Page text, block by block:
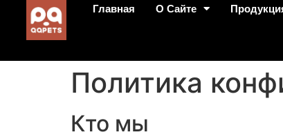
Главная О Сайте
Политика
Кто мы